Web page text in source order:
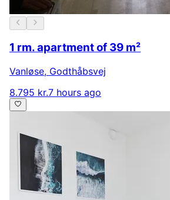
1 rm. apartment of 39 m²
Vanløse, Godthåbsvej
8.795 kr.7 hours ago